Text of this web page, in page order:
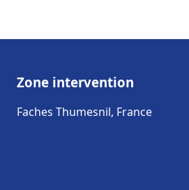
Zone intervention
Faches Thumesnil, France